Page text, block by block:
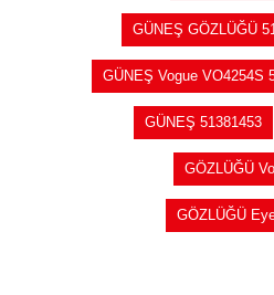
GÜNEŞ GÖZLÜĞÜ
GÜNEŞ Vogue VO4254S
GÜNEŞ 51381453
GÖZLÜĞÜ
GÖZLÜĞÜ